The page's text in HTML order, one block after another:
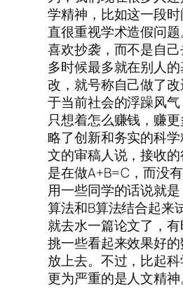
学精神，比如这一段
直很重视学术造假问
喜欢抄袭，而不是自
多时候最多就在别人
改，就号称自己做了
于当前社会的浮躁风
只想着怎么赚钱，赚
略了创新和务实的科
文的审稿人说，接收
是在做A+B=C，而没有
用一些同学的话说就
算法和B算法结合起来
就去水一篇论文了，
挑一些看起来效果好
放上去。不过，比起科
更为严重的是人文精神